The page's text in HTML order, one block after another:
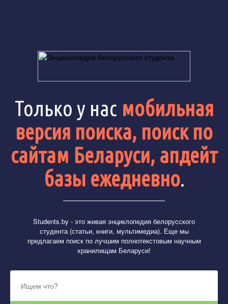
Только у нас мобильная
версия поиска, поиск по
сайтам Беларуси, апдейт
базы ежедневно.
Students.by - это живая энциклопедия белорусского
студента (статьи, книги, мультимедиа). Еще мы
предлагаем поиск по лучшим полнотекстовым научным
хранилищам Беларуси!